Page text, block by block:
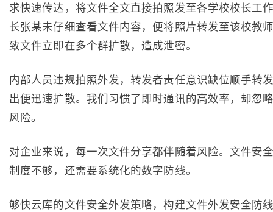
求快速传达，将文件全文直接拍照发至各学校校长工
长张某未仔细查看文件内容，便将照片转发至该校教
致文件立即在多个群扩散，造成泄密。
内部人员违规拍照外发，转发者责任意识缺位顺手转
出便迅速扩散。我们习惯了即时通讯的高效率，却忽
风险。
对企业来说，每一次文件分享都伴随着风险。文件安
制度不够，还需要系统化的数字防线。
够快云库的文件安全外发策略，构建文件外发安全防